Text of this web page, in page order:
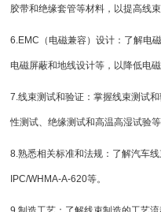
胶带和绝缘套管等材料，以提高线
6.EMC（电磁兼容）设计：了解电
电磁屏蔽和地线设计等，以降低电
7.线束测试和验证：掌握线束测试
性测试、绝缘测试和高温高湿试验等
8.熟悉相关标准和法规：了解汽车
IPC/WHMA-A-620等。